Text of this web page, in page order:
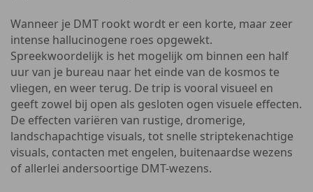
Wanneer je DMT rookt wordt er een korte, maar zeer
intense hallucinogene roes opgewekt.
Spreekwoordelijk is het mogelijk om binnen een half
uur van je bureau naar het einde van de kosmos te
vliegen, en weer terug. De trip is vooral visueel en
geeft zowel bij open als gesloten ogen visuele effecten.
De effecten variëren van rustige, dromerige,
landschapachtige visuals, tot snelle striptekenachtige
visuals, contacten met engelen, buitenaardse wezens
of allerlei andersoortige DMT-wezens.